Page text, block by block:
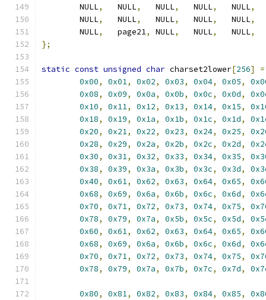
	NULL
,
   NULL
,
   NULL
,
   NULL
,
   NULL
,
	NULL
,
   NULL
,
   NULL
,
   NULL
,
   NULL
,
	NULL
,
   page21
, NULL,
   NULL
,
   NULL
,
};
static const unsigned char charset2lower[256]
=
0x00, 0x01, 0x02, 0x03, 0x04, 0x05,
0x08, 0x09, 0x0a, 0x0b, 0x0c, 0x0d,
0x10, 0x11, 0x12, 0x13, 0x14, 0x15,
0x18, 0x19, 0x1a, 0x1b, 0x1c, 0x1d,
0x20, 0x21, 0x22, 0x23, 0x24, 0x25,
0x28, 0x29, 0x2a, 0x2b, 0x2c, 0x2d,
0x30, 0x31, 0x32, 0x33, 0x34, 0x35,
0x38, 0x39, 0x3a, 0x3b, 0x3c, 0x3d,
0x40, 0x61, 0x62, 0x63, 0x64, 0x65,
0x68, 0x69, 0x6a, 0x6b, 0x6c, 0x6d,
0x70, 0x71, 0x72, 0x73, 0x74, 0x75,
0x78, 0x79, 0x7a, 0x5b, 0x5c, 0x5d,
0x60, 0x61, 0x62, 0x63, 0x64, 0x65,
0x68, 0x69, 0x6a, 0x6b, 0x6c, 0x6d,
0x70, 0x71, 0x72, 0x73, 0x74, 0x75,
0x78, 0x79, 0x7a, 0x7b, 0x7c, 0x7d,
0x80, 0x81, 0x82, 0x83, 0x84, 0x85,